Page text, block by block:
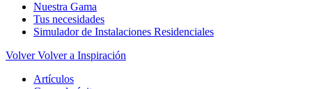
Nuestra Gama
Tus necesidades
Simulador de Instalaciones Residenciales
Volver Volver a Inspiración
Artículos